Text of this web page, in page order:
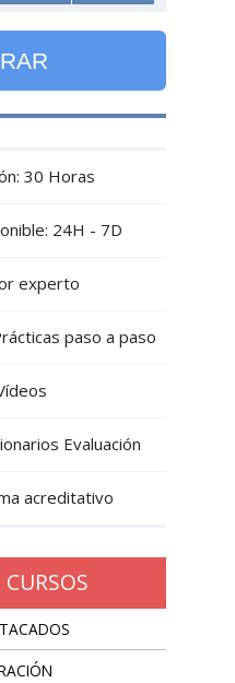
30 Horas
24H - 7D
experto
paso a paso
Evaluación
acreditativo